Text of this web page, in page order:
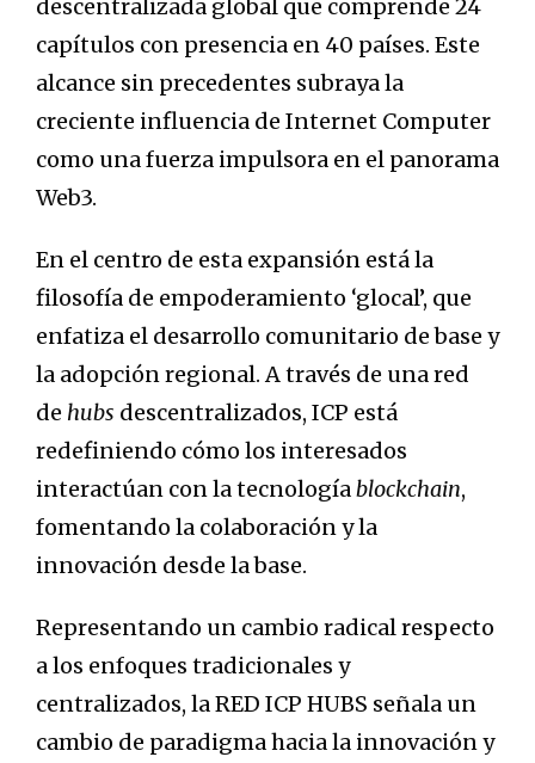
descentralizada global que comprende 24
capítulos con presencia en 40 países. Este
alcance sin precedentes subraya la
creciente influencia de Internet Computer
como una fuerza impulsora en el panorama
Web3.
En el centro de esta expansión está la
filosofía de empoderamiento ‘glocal’, que
enfatiza el desarrollo comunitario de base y
la adopción regional. A través de una red
de hubs descentralizados, ICP está
redefiniendo cómo los interesados
interactúan con la tecnologíablockchain,
fomentando la colaboración y la
innovación desde la base.
Representando un cambio radical respecto
a los enfoques tradicionales y
centralizados, la RED ICP HUBS señala un
cambio de paradigma hacia la innovación y